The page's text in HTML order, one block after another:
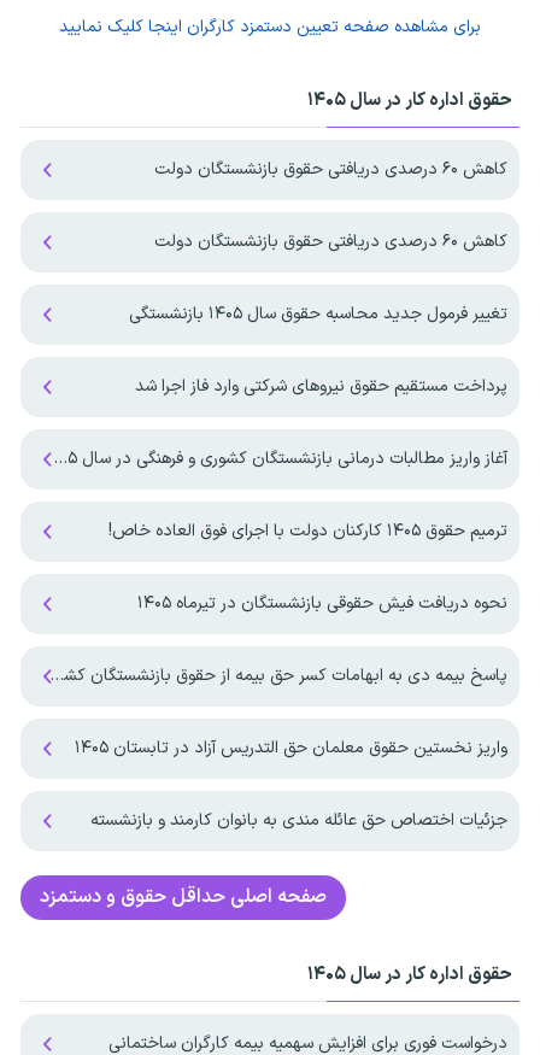
برای مشاهده صفحه تعیین دستمزد کارگران اینجا کلیک نمایید
حقوق اداره کار در سال ۱۴۰۵
کاهش ۶۰ درصدی دریافتی حقوق بازنشستگان دولت
کاهش ۶۰ درصدی دریافتی حقوق بازنشستگان دولت
تغییر فرمول جدید محاسبه حقوق سال ۱۴۰۵ بازنشستگی
پرداخت مستقیم حقوق نیروهای شرکتی وارد فاز اجرا شد
آغاز واریز مطالبات درمانی بازنشستگان کشوری و فرهنگی در سال ۱۴۰۵
ترمیم حقوق ۱۴۰۵ کارکنان دولت با اجرای فوق العاده خاص!
نحوه دریافت فیش حقوقی بازنشستگان در تیرماه ۱۴۰۵
پاسخ بیمه دی به ابهامات کسر حق بیمه از حقوق بازنشستگان کشوری
واریز نخستین حقوق معلمان حق التدریس آزاد در تابستان ۱۴۰۵
جزئیات اختصاص حق عائله مندی به بانوان کارمند و بازنشسته
صفحه اصلی حداقل حقوق و دستمزد
حقوق اداره کار در سال ۱۴۰۵
درخواست فوری برای افزایش سهمیه بیمه کارگران ساختمانی